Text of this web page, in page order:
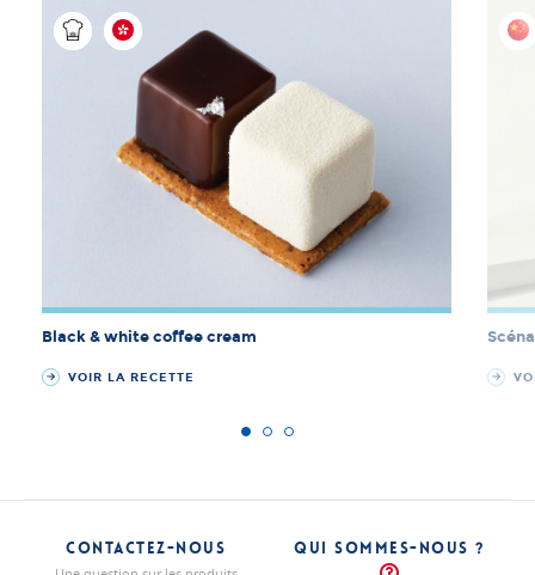
Black & white coffee cream
VOIR LA RECETTE
CONTACTEZ-NOUS QUI SOMMES-NOUS ?